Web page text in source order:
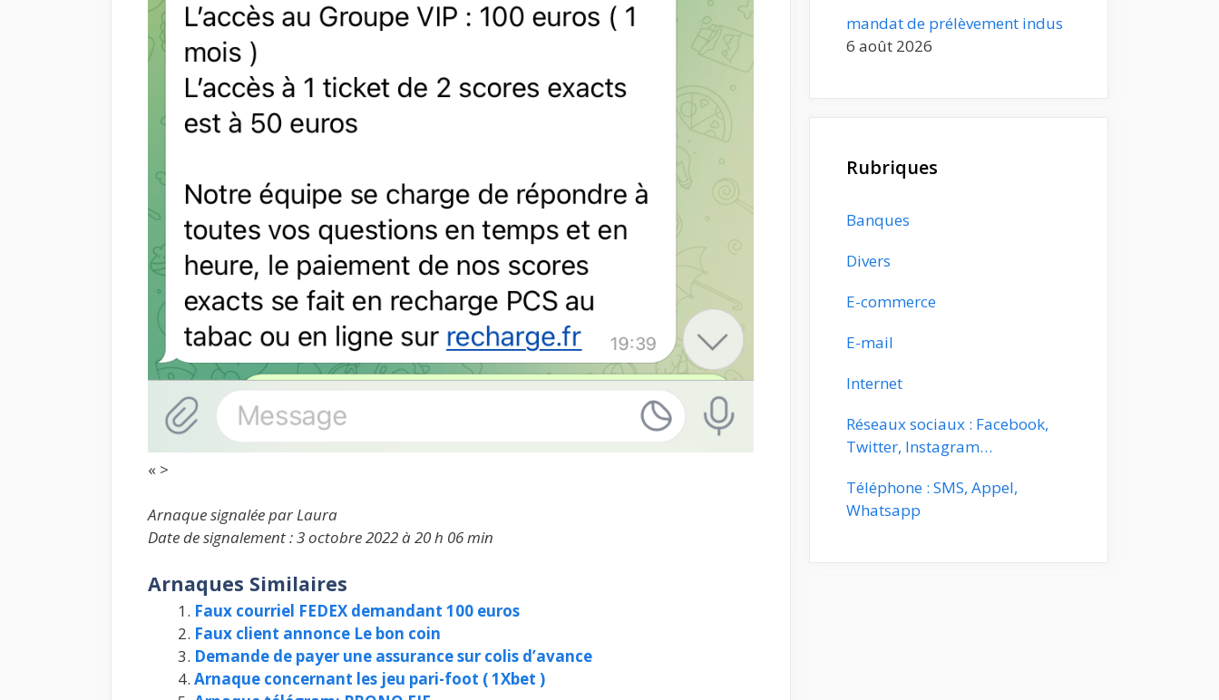
« >
Arnaque signalée par Laura
Date de signalement : 3 octobre 2022 à 20 h 06 min
Arnaques Similaires
Faux courriel FEDEX demandant 100 euros
Faux client annonce Le bon coin
Demande de payer une assurance sur colis d’avance
Arnaque concernant les jeu pari-foot ( 1Xbet )
mandat de prélèvement indus
6 août 2026
Rubriques
Banques
Divers
E-commerce
E-mail
Internet
Réseaux sociaux : Facebook,
Twitter, Instagram…
Téléphone : SMS, Appel,
Whatsapp